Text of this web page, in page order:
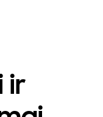
ir